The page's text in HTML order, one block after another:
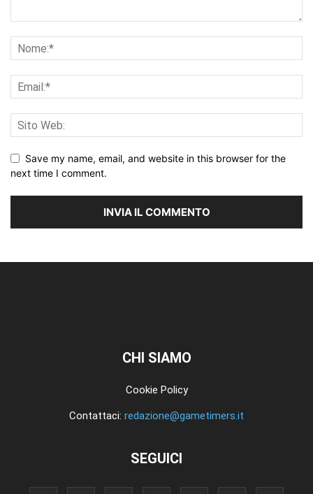
Save my name, email, and website in this browser for the
next time I comment.
CHI SIAMO
Cookie Policy
Contattaci: redazione@gametimers.it
SEGUICI